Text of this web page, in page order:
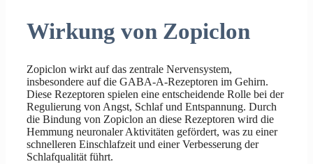
Wirkung von Zopiclon
Zopiclon wirkt auf das zentrale Nervensystem,
insbesondere auf die GABA-A-Rezeptoren im Gehirn.
Diese Rezeptoren spielen eine entscheidende Rolle bei der
Regulierung von Angst, Schlaf und Entspannung. Durch
die Bindung von Zopiclon an diese Rezeptoren wird die
Hemmung neuronaler Aktivitäten gefördert, was zu einer
schnelleren Einschlafzeit und einer Verbesserung der
Schlafqualität führt.